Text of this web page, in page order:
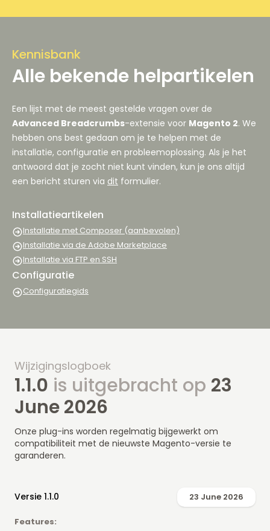
Kennisbank
Alle bekende helpartikelen
Een lijst met de meest gestelde vragen over de
Advanced Breadcrumbs-extensie voor Magento 2. We
hebben ons best gedaan om je te helpen met de
installatie, configuratie en probleemoplossing. Als je het
antwoord dat je zocht niet kunt vinden, kun je ons altijd
een bericht sturen via dit formulier.
Installatieartikelen
Installatie met Composer (aanbevolen)
Installatie via de Adobe Marketplace
Installatie via FTP en SSH
Configuratie
Configuratiegids
Wijzigingslogboek
1.1.0 is uitgebracht op 23
June 2026
Onze plug-ins worden regelmatig bijgewerkt om
compatibiliteit met de nieuwste Magento-versie te
garanderen.
Versie 1.1.0 23 June 2026
Features: